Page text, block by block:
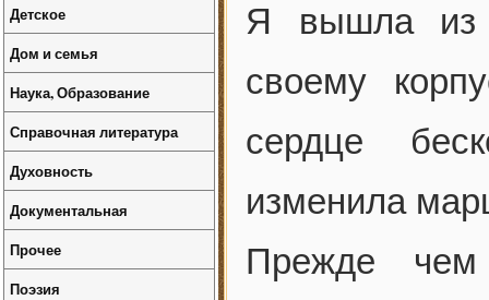
Я вышла из
своему
сердце
изменила
Прежде
Детское
Дом и семья
Наука, Образование
Справочная литература
Духовность
Документальная
Прочее
Поэзия